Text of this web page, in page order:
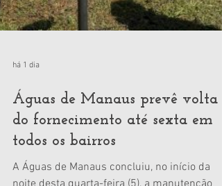
há 1 dia
Águas de Manaus prevê volta
do fornecimento até sexta em